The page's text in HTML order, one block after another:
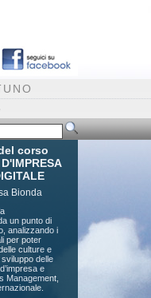
corso
Bionda
un punto di
analizzando i
per poter
culture e
delle
e
Management,